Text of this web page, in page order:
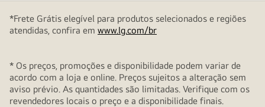
*Frete Grátis elegível para produtos selecionados e regiões
atendidas, confira em www.lg.com/br
* Os preços, promoções e disponibilidade podem variar de
acordo com a loja e online. Preços sujeitos a alteração sem
aviso prévio. As quantidades são limitadas. Verifique com os
revendedores locais o preço e a disponibilidade finais.